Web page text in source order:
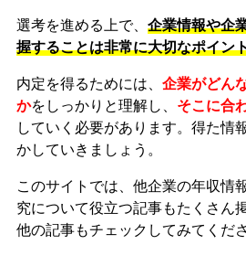
選考を進める上で、 企業情報や企
握することは非常に大切なポイン
内定を得るためには、 企業がどん
かをしっかりと理解し、 そこに合
していく必要があります。 得た情
かしていきましょう。
このサイトでは、他企業の年収情
究について役立つ記事もたくさん
他の記事もチェックしてみてくだ